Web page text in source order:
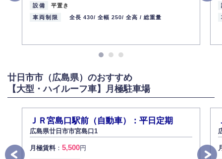
設備
平置き
車両制限
全長 430/ 全幅 250/ 全高 / 総重量
廿日市市（広島県）のおすすめ
【大型・ハイルーフ車】月極駐車場
ＪＲ宮島口駅前（自動車）：平日定期
広島県廿日市市宮島口1
月極賃料： 5,500円